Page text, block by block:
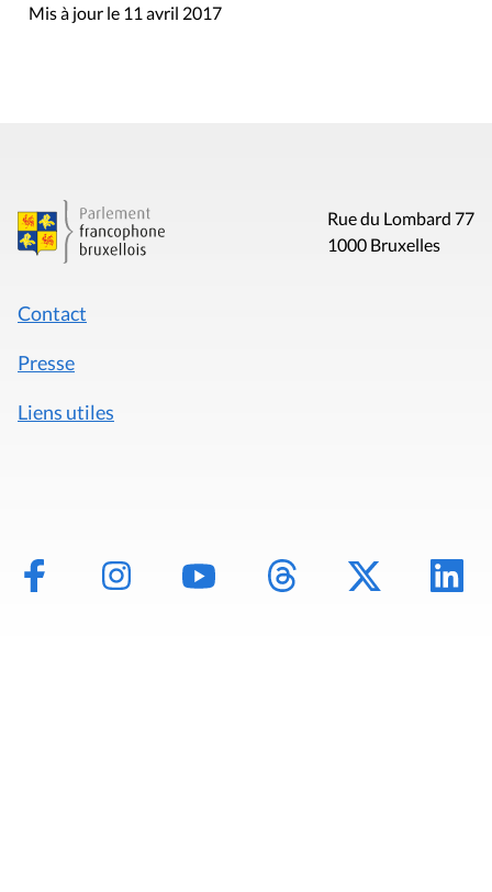
Mis à jour le 11 avril 2017
Rue du Lombard 77
1000 Bruxelles
Contact
Presse
Liens utiles